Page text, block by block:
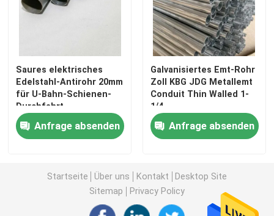
Startseite
Produkte
Saures elektrisches
Edelstahl-Antirohr 20mm
für U-Bahn-Schienen-
Durchfahrt
Anfrage absenden
Galvanisiertes Emt-Rohr
Zoll KBG JDG Metallemt
Conduit Thin Walled 1-
1/4
Anfrage absenden
Startseite Über uns Kontakt
Desktop Site
Sitemap
Privacy Policy